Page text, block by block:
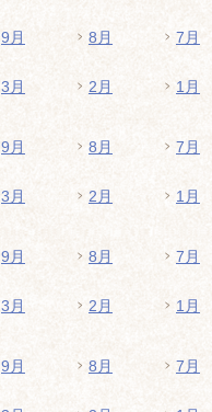
9月 8月 7月
3月 2月 1月
9月 8月 7月
3月 2月 1月
9月 8月 7月
3月 2月 1月
9月 8月 7月